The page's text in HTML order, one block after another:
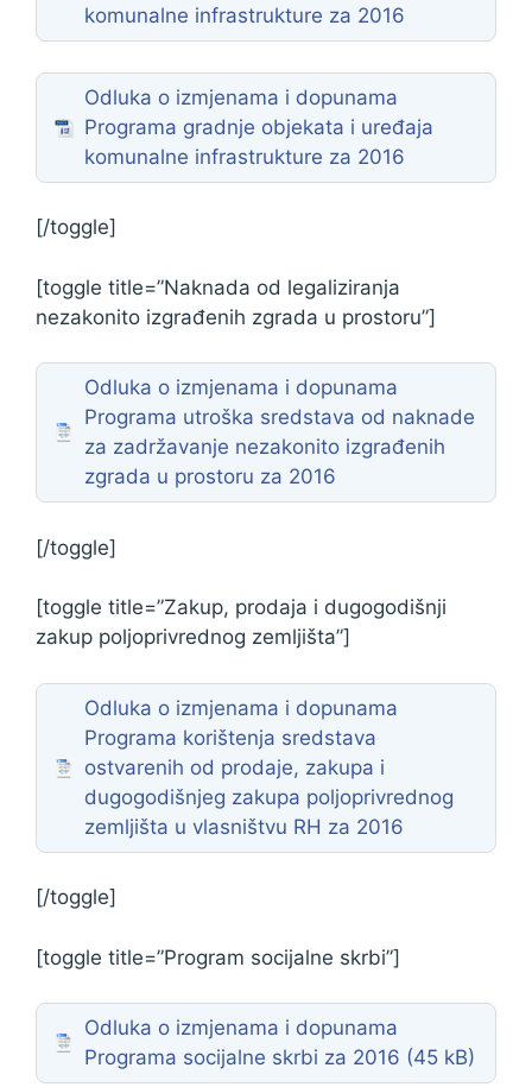
komunalne infrastrukture za 2016
Odluka o izmjenama i dopunama
Programa gradnje objekata i uređaja
komunalne infrastrukture za 2016
[/toggle]
[toggle title=”Naknada od legaliziranja
nezakonito izgrađenih zgrada u prostoru”]
Odluka o izmjenama i dopunama
Programa utroška sredstava od naknade
za zadržavanje nezakonito izgrađenih
zgrada u prostoru za 2016
[/toggle]
[toggle title=”Zakup, prodaja i dugogodišnji
zakup poljoprivrednog zemljišta”]
Odluka o izmjenama i dopunama
Programa korištenja sredstava
ostvarenih od prodaje, zakupa i
dugogodišnjeg zakupa poljoprivrednog
zemljišta u vlasništvu RH za 2016
[/toggle]
[toggle title=”Program socijalne skrbi”]
Odluka o izmjenama i dopunama
Programa socijalne skrbi za 2016